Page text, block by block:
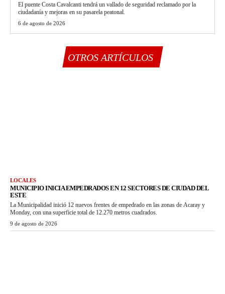
El puente Costa Cavalcanti tendrá un vallado de seguridad reclamado por la
ciudadanía y mejoras en su pasarela peatonal.
6 de agosto de 2026
OTROS ARTÍCULOS
LOCALES
MUNICIPIO INICIA EMPEDRADOS EN 12 SECTORES DE CIUDAD DEL
ESTE
La Municipalidad inició 12 nuevos frentes de empedrado en las zonas de Acaray y
Monday, con una superficie total de 12.270 metros cuadrados.
9 de agosto de 2026